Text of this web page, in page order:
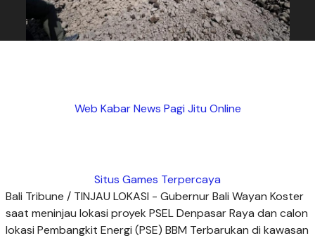
Web Kabar News Pagi Jitu Online
Situs Games Terpercaya
Bali Tribune / TINJAU LOKASI - Gubernur Bali Wayan Koster
saat meninjau lokasi proyek PSEL Denpasar Raya dan calon
lokasi Pembangkit Energi (PSE) BBM Terbarukan di kawasan